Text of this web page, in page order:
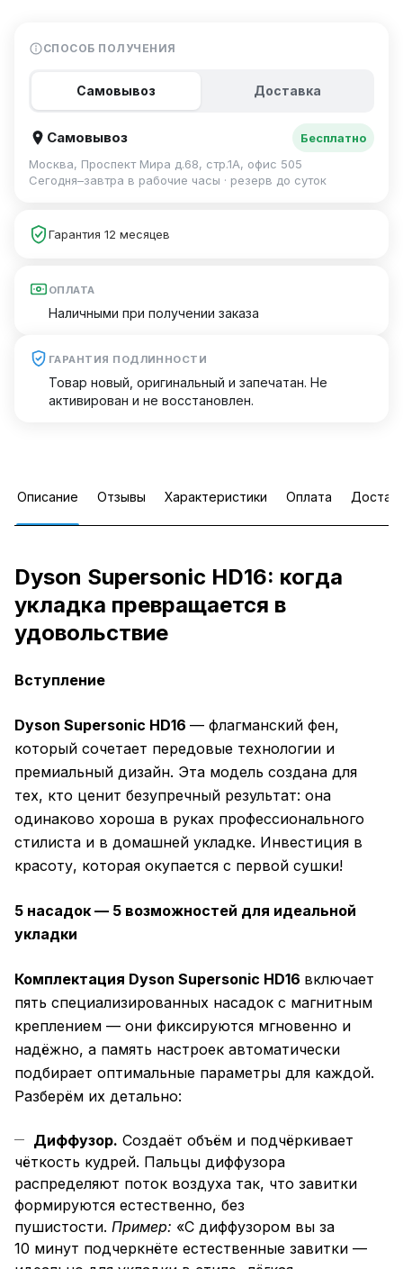
СПОСОБ ПОЛУЧЕНИЯ
Самовывоз Доставка
Самовывоз
Бесплатно
Москва, Проспект Мира д.68, стр.1А, офис 505
Сегодня–завтра в рабочие часы · резерв до суток
Гарантия 12 месяцев
ОПЛАТА
Наличными при получении заказа
ГАРАНТИЯ ПОДЛИННОСТИ
Товар новый, оригинальный и запечатан. Не
активирован и не восстановлен.
Описание Отзывы Характеристики Оплата
Dyson Supersonic HD16: когда
укладка превращается в
удовольствие
Вступление
Dyson Supersonic HD16 — флагманский фен,
который сочетает передовые технологии и
премиальный дизайн. Эта модель создана для
тех, кто ценит безупречный результат: она
одинаково хороша в руках профессионального
стилиста и в домашней укладке. Инвестиция в
красоту, которая окупается с первой сушки!
5 насадок — 5 возможностей для идеальной
укладки
Комплектация Dyson Supersonic HD16 включает
пять специализированных насадок с магнитным
креплением — они фиксируются мгновенно и
надёжно, а память настроек автоматически
подбирает оптимальные параметры для каждой.
Разберём их детально:
Диффузор. Создаёт объём и подчёркивает
чёткость кудрей. Пальцы диффузора
распределяют поток воздуха так, что завитки
формируются естественно, без
пушистости. Пример: «С диффузором вы за
10 минут подчеркнёте естественные завитки —